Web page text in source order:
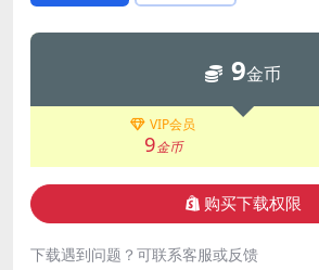
9金币
VIP会员
9金币
购买下载权限
下载遇到问题？可联系客服或反馈